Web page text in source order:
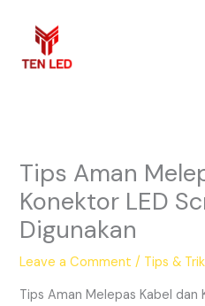
content
Tips Aman
Konektor LED
Digunakan
Leave a Comment / Tips &
Tips Aman Melepas Kabel dan